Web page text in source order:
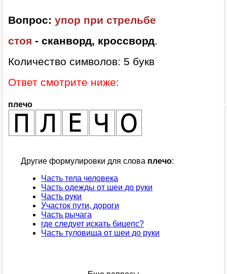
Вопрос: упор при стрельбе
стоя - сканворд, кроссворд.
Количество символов: 5 букв
Ответ смотрите ниже:
плечо
Другие формулировки для слова плечо:
Часть тела человека
Часть одежды от шеи до руки
Часть руки
Участок пути, дороги
Часть рычага
где следует искать бицепс?
Часть туловища от шеи до руки